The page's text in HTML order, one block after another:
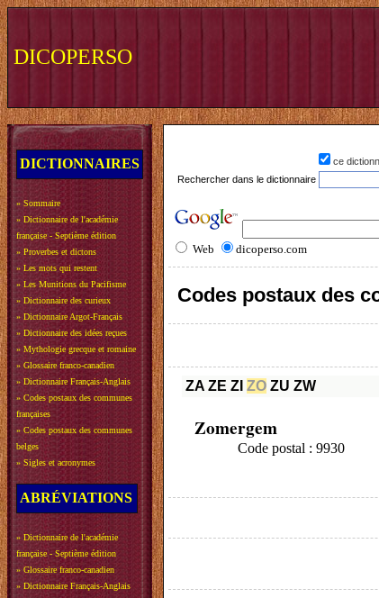
DICOPERSO
DICTIONNAIRES
» Sommaire
» Dictionnaire de l'académie
française - Septième édition
» Proverbes et dictons
» Les mots qui restent
» Les Munitions du Pacifisme
» Dictionnaire des curieux
» Dictionnaire Argot-Français
» Dictionnaire des idées reçues
» Mythologie grecque et romaine
» Glossaire franco-canadien
» Dictionnaire Français-Anglais
» Codes postaux des communes
françaises
» Codes postaux des communes
belges
» Sigles et acronymes
ABRÉVIATIONS
» Dictionnaire de l'académie
française - Septième édition
» Glossaire franco-canadien
» Dictionnaire Français-Anglais
ce
Rechercher dans le dictionnaire
Web dicoperso.com
Codes postaux des
ZA ZE ZI ZO ZU ZW
Zomergem
Code postal : 9930